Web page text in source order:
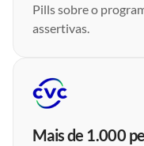
Pills sobre o
assertivas.
Mais de 1.000